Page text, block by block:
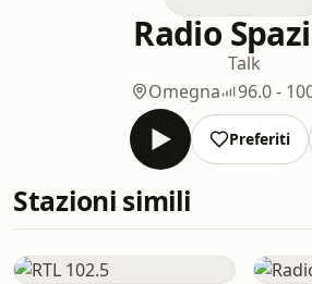
Radio
Talk
Omegna
96.0 -
Preferiti
Stazioni simili